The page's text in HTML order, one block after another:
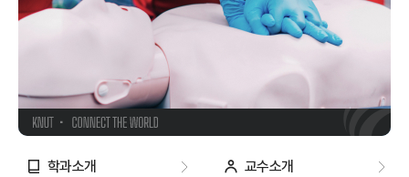
학과소개 교수소개